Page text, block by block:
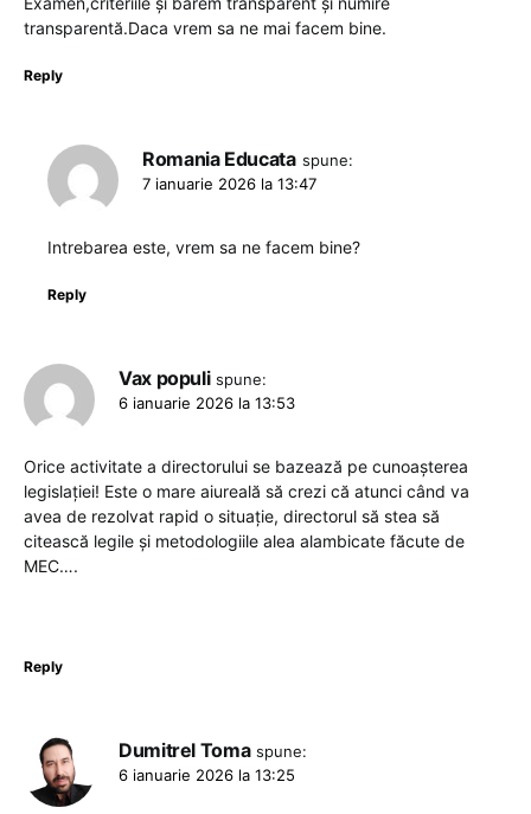
transparentă.Daca vrem sa ne mai facem bine.
Reply
Romania Educata spune:
7 ianuarie 2026 la 13:47
Intrebarea este, vrem sa ne facem bine?
Reply
Vax populi spune:
6 ianuarie 2026 la 13:53
Orice activitate a directorului se bazează pe cunoașterea
legislației! Este o mare aiureală să crezi că atunci când va
avea de rezolvat rapid o situație, directorul să stea să
citească legile și metodologiile alea alambicate făcute de
MEC….
Reply
Dumitrel Toma spune:
6 ianuarie 2026 la 13:25